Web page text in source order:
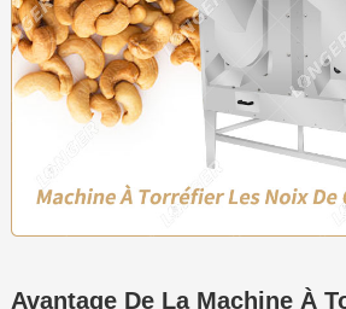
Avantage De La Machine À